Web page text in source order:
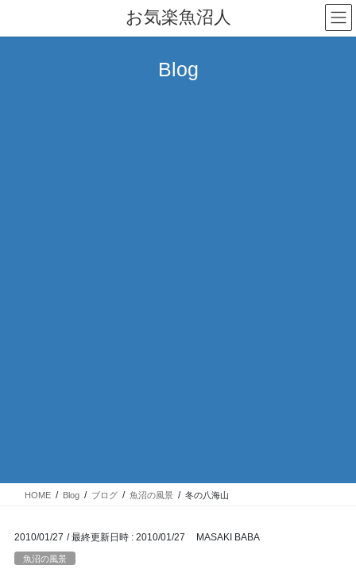
テ
ゲ
お気楽魚沼人
Blog
HOME Blog ブログ 魚沼の風景 冬の八海山
2010/01/27 / 最終更新日時 : 2010/01/27 MASAKI BABA
魚沼の風景